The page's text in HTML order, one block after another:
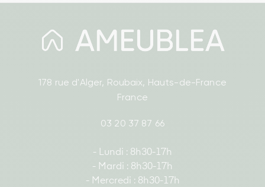
178 rue d'Alger, Roubaix, Hauts-de-France
France
03 20 37 87 66
- Lundi : 8h30-17h
- Mardi : 8h30-17h
- Mercredi : 8h30-17h